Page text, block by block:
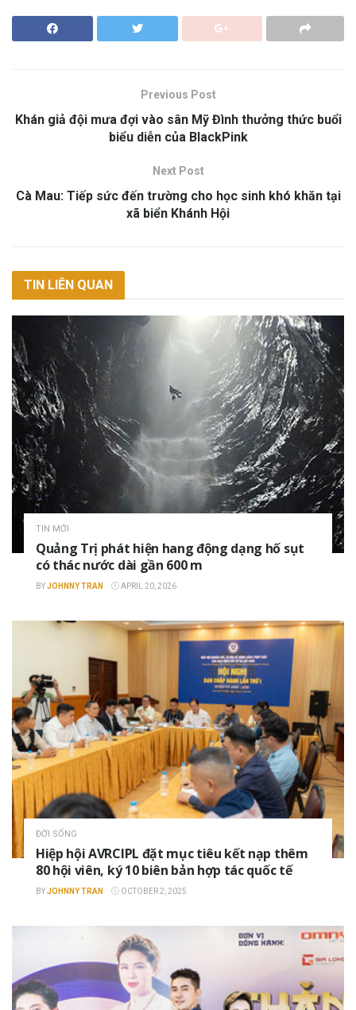
Previous Post
Khán giả đội mưa đợi vào sân Mỹ Đình thưởng thức buổi
biểu diễn của BlackPink
Next Post
Cà Mau: Tiếp sức đến trường cho học sinh khó khăn tại
xã biển Khánh Hội
TIN LIÊN QUAN
TIN MỚI
Quảng Trị phát hiện hang động dạng hố sụt
có thác nước dài gần 600 m
BYJOHNNY TRAN APRIL 20, 2026
ĐỜI SỐNG
Hiệp hội AVRCIPL đặt mục tiêu kết nạp thêm
80 hội viên, ký 10 biên bản hợp tác quốc tế
BYJOHNNY TRAN OCTOBER 2, 2025